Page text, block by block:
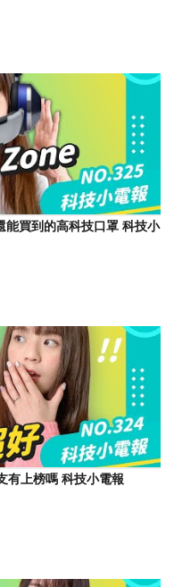
買到的高科技口罩 科技小
有上榜嗎 科技小電報